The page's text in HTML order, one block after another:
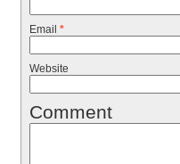
Email *
Website
Comment